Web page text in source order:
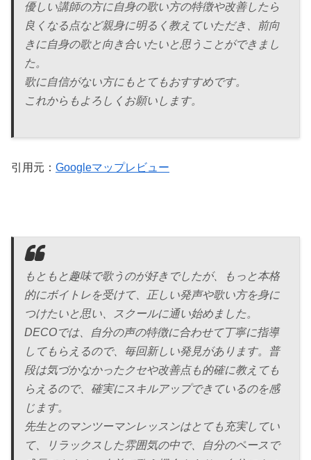
優しい講師の方に自身の歌い方の特徴や改善したら
良くなる点など親身に明るく教えていただき、前向
きに自身の歌と向き合いたいと思うことができまし
た。
歌に自信がない方にもとてもおすすめです。
これからもよろしくお願いします。
引用元： Googleマップレビュー
もともと趣味で歌うのが好きでしたが、もっと本格
的にボイトレを受けて、正しい発声や歌い方を身に
つけたいと思い、スクールに通い始めました。
DECOでは、自分の声の特徴に合わせて丁寧に指導
してもらえるので、毎回新しい発見があります。普
段は気づかなかったクセや改善点も的確に教えても
らえるので、確実にスキルアップできているのを感
じます。
先生とのマンツーマンレッスンはとても充実してい
て、リラックスした雰囲気の中で、自分のペースで